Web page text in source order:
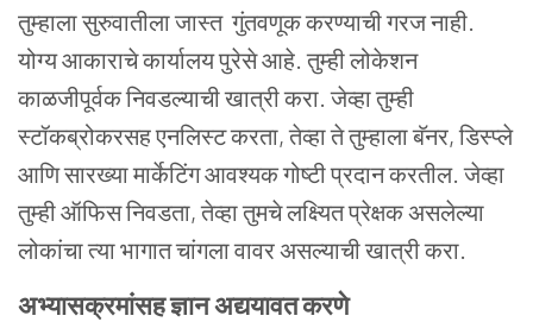
तुम्हाला सुरुवातीला जास्त गुंतवणूक करण्याची गरज नाही.
योग्य आकाराचे कार्यालय पुरेसे आहे. तुम्ही लोकेशन
काळजीपूर्वक निवडल्याची खात्री करा. जेव्हा तुम्ही
स्टॉकब्रोकरसह एनलिस्ट करता, तेव्हा ते तुम्हाला बॅनर, डिस्प्ले
आणि सारख्या मार्केटिंग आवश्यक गोष्टी प्रदान करतील. जेव्हा
तुम्ही ऑफिस निवडता, तेव्हा तुमचे लक्ष्यित प्रेक्षक असलेल्या
लोकांचा त्या भागात चांगला वावर असल्याची खात्री करा.
अभ्यासक्रमांसह ज्ञान अद्ययावत करणे